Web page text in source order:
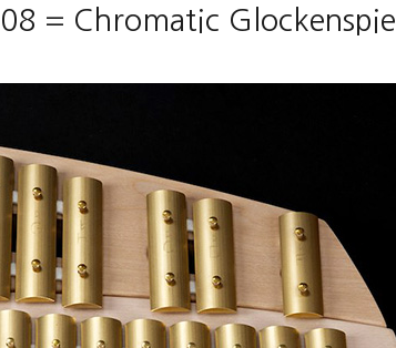
= Chromatic Glockenspiel